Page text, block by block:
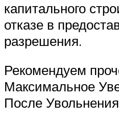
капитального
отказе в
разрешения.
Рекомендуем
Максимальное
После Увольнения